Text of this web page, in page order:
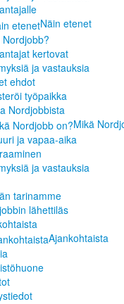
Näin etenet
Nordjobb?
kertovat
ja vastauksia
ehdot
työpaikka
Nordjobbista
Mikä
ja vapaa-aika
ja vastauksia
tarinamme
lähettiläs
Ajankohtaista